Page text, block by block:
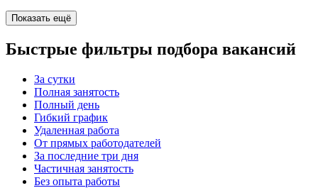
Показать ещё
Быстрые фильтры подбора вакансий
За сутки
Полная занятость
Полный день
Гибкий график
Удаленная работа
От прямых работодателей
За последние три дня
Частичная занятость
Без опыта работы